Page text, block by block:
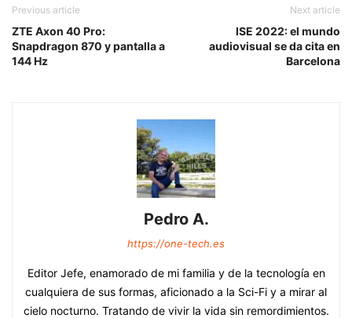
Previous article
ZTE Axon 40 Pro:
Snapdragon 870 y pantalla a
144 Hz
Next article
ISE 2022: el mundo
audiovisual se da cita en
Barcelona
Pedro A.
https://one-tech.es
Editor Jefe, enamorado de mi familia y de la tecnología en
cualquiera de sus formas, aficionado a la Sci-Fi y a mirar al
cielo nocturno. Tratando de vivir la vida sin remordimientos.